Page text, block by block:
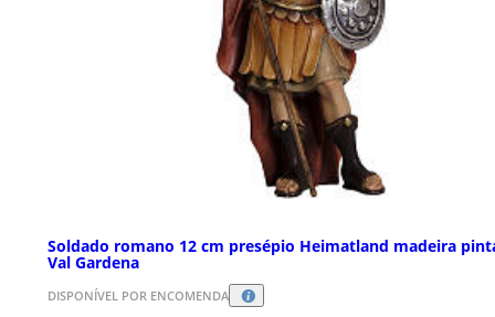
Soldado romano 12 cm presépio Heimatland madeira
Val Gardena
DISPONÍVEL POR ENCOMENDA